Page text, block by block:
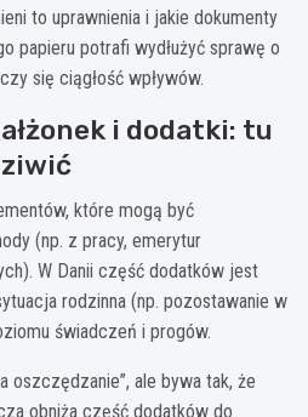
to uprawnienia i jakie dokumenty
papieru potrafi wydłużyć sprawę o
się ciągłość wpływów.
i dodatki: tu
które mogą być
(np. z pracy, emerytur
W Danii część dodatków jest
rodzinna (np. pozostawanie w
świadczeń i progów.
oszczędzanie”, ale bywa tak, że
obniża część dodatków do